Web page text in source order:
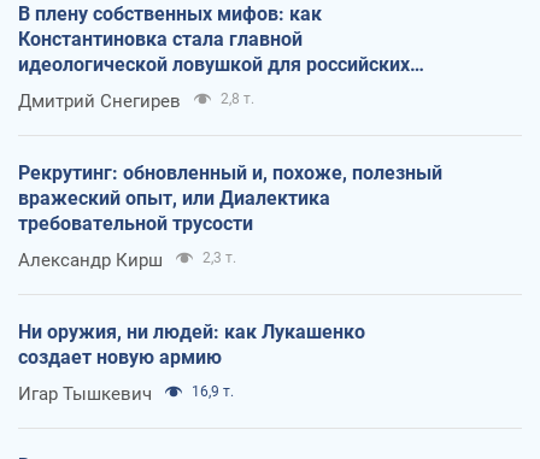
В плену собственных мифов: как
Константиновка стала главной
идеологической ловушкой для российских
оккупантов
Дмитрий Снегирев 2,8 т.
Рекрутинг: обновленный и, похоже, полезный
вражеский опыт, или Диалектика
требовательной трусости
Александр Кирш 2,3 т.
Ни оружия, ни людей: как Лукашенко
создает новую армию
Игар Тышкевич 16,9 т.